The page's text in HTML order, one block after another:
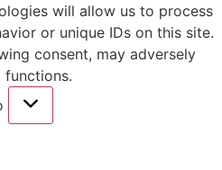
will allow us to process
or unique IDs on this site.
consent, may adversely